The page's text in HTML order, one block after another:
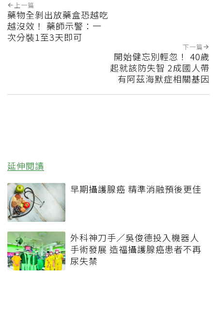
上一篇
藥物全剝出放藥盒恐越吃
越沒效！ 藥師示警：一
次分裝1至3天即可
下一篇
開始健忘別輕忽！ 40歲
起就該防失智 2成國人帶
有阿茲海默症相關基因
延伸閱讀
早期攝護腺癌 精準消融預後更佳
外科神刀手／吳俊德投入機器人
手術發展 造福攝護腺癌患者不再
尿失禁